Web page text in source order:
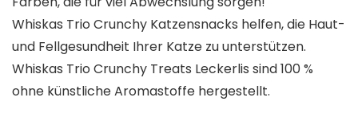
Whiskas Trio Crunchy Katzensnacks helfen, die Haut-
und Fellgesundheit Ihrer Katze zu unterstützen.
Whiskas Trio Crunchy Treats Leckerlis sind 100 %
ohne künstliche Aromastoffe hergestellt.